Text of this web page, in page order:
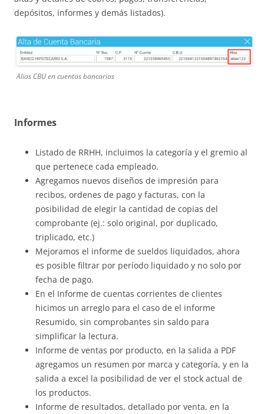
depósitos, informes y demás listados).
Alias CBU en cuentas bancarias
Informes
Listado de RRHH, incluimos la categoría y el gremio al
que pertenece cada empleado.
Agregamos nuevos diseños de impresión para
recibos, ordenes de pago y facturas, con la
posibilidad de elegir la cantidad de copias del
comprobante (ej.: solo original, por duplicado,
triplicado, etc.)
Mejoramos el informe de sueldos liquidados, ahora
es posible filtrar por período liquidado y no solo por
fecha de pago.
En el Informe de cuentas corrientes de clientes
hicimos un arreglo para el caso de el informe
Resumido, sin comprobantes sin saldo para
simplificar la lectura.
Informe de ventas por producto, en la salida a PDF
agregamos un resumen por marca y categoría, y en la
salida a excel la posibilidad de ver el stock actual de
los productos.
Informe de resultados, detallado por venta, en la